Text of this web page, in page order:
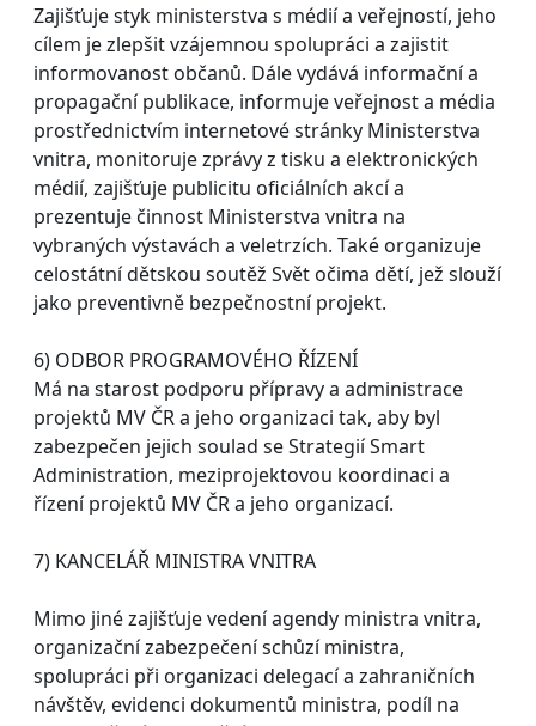
Zajišťuje styk ministerstva s médií a veřejností, jeho
cílem je zlepšit vzájemnou spolupráci a zajistit
informovanost občanů. Dále vydává informační a
propagační publikace, informuje veřejnost a média
prostřednictvím internetové stránky Ministerstva
vnitra, monitoruje zprávy z tisku a elektronických
médií, zajišťuje publicitu oficiálních akcí a
prezentuje činnost Ministerstva vnitra na
vybraných výstavách a veletrzích. Také organizuje
celostátní dětskou soutěž Svět očima dětí, jež slouží
jako preventivně bezpečnostní projekt.
6) ODBOR PROGRAMOVÉHO ŘÍZENÍ
Má na starost podporu přípravy a administrace
projektů MV ČR a jeho organizaci tak, aby byl
zabezpečen jejich soulad se Strategií Smart
Administration, meziprojektovou koordinaci a
řízení projektů MV ČR a jeho organizací.
7) KANCELÁŘ MINISTRA VNITRA
Mimo jiné zajišťuje vedení agendy ministra vnitra,
organizační zabezpečení schůzí ministra,
spolupráci při organizaci delegací a zahraničních
návštěv, evidenci dokumentů ministra, podíl na